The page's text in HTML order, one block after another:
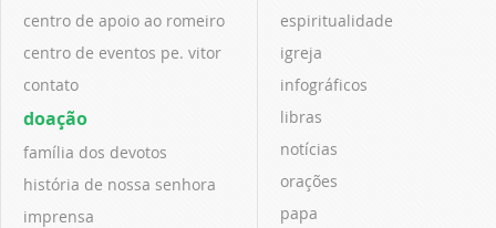
centro de apoio ao romeiro
centro de eventos pe. vitor
contato
doação
família dos devotos
história de nossa senhora
imprensa
espiritualidade
igreja
infográficos
libras
notícias
orações
papa